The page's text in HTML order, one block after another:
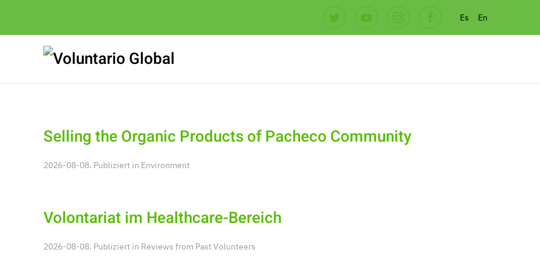
Es En
Selling the Organic Products of Pacheco Community
2026-08-08. Publiziert in Environment
Volontariat im Healthcare-Bereich
2026-08-08. Publiziert in Reviews from Past Volunteers